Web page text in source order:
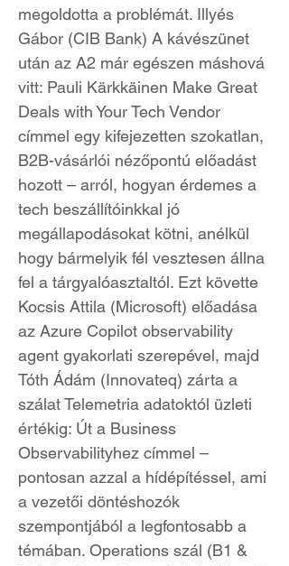
megoldotta a problémát. Illyés
Gábor (CIB Bank) A kávészünet
után az A2 már egészen máshová
vitt: Pauli Kärkkäinen Make Great
Deals with Your Tech Vendor
címmel egy kifejezetten szokatlan,
B2B-vásárlói nézőpontú előadást
hozott – arról, hogyan érdemes a
tech beszállítóinkkal jó
megállapodásokat kötni, anélkül
hogy bármelyik fél vesztesen állna
fel a tárgyalóasztaltól. Ezt követte
Kocsis Attila (Microsoft) előadása
az Azure Copilot observability
agent gyakorlati szerepével, majd
Tóth Ádám (Innovateq) zárta a
szálat Telemetria adatoktól üzleti
értékig: Út a Business
Observabilityhez címmel –
pontosan azzal a hídépítéssel, ami
a vezetői döntéshozók
szempontjából a legfontosabb a
témában. Operations szál (B1 &